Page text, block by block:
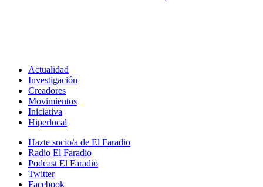
Actualidad
Investigación
Creadores
Movimientos
Iniciativa
Hiperlocal
Hazte socio/a de El Faradio
Radio El Faradio
Podcast El Faradio
Twitter
Facebook